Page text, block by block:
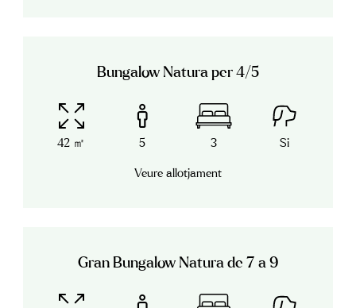
Bungalow Natura per 4/5
42 ㎡ 5 3 Si
Veure allotjament
Gran Bungalow Natura de 7 a 9